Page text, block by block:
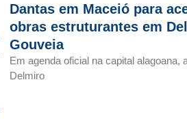
Dantas em Maceió para
obras estruturantes em
Gouveia
Em agenda oficial na capital alagoana,
Delmiro